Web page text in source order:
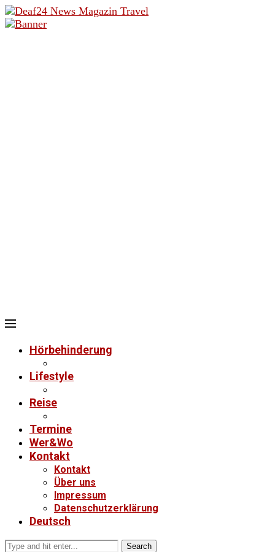
Hörbehinderung
Lifestyle
Reise
Termine
Wer&Wo
Kontakt
Kontakt
Über uns
Impressum
Datenschutzerklärung
Deutsch
Search